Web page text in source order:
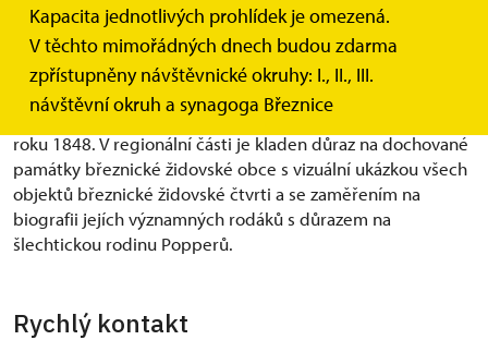
Kapacita jednotlivých prohlídek je omezená.
V těchto mimořádných dnech budou zdarma
zpřístupněny návštěvnické okruhy: I., II., III.
návštěvní okruh a synagoga Březnice
dominanta zachovalého ghetta
Tématem stálé expozice je stručný historický a populární
nástin tradiční židovské vzdělanosti v českých zemích do
roku 1848. V regionální části je kladen důraz na dochované
památky březnické židovské obce s vizuální ukázkou všech
objektů březnické židovské čtvrti a se zaměřením na
biografii jejích významných rodáků s důrazem na
šlechtickou rodinu Popperů.
Rychlý kontakt